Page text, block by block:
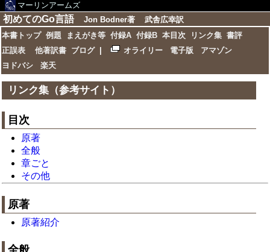
マーリンアームズ
初めてのGo言語 Jon Bodner著 武舎広幸訳
本書トップ 例題 まえがき等 付録A 付録B 本目次 リンク集 書評
正誤表
他著訳書 ブログ| オライリー 電子版
アマゾン
ヨドバシ
楽天
リンク集（参考サイト）
目次
原著
全般
章ごと
その他
原著
原著紹介
全般